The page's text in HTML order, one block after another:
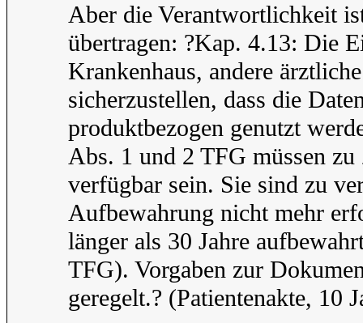
Aber die Verantwortlichkeit
übertragen: ?Kap. 4.13: Die
Krankenhaus, andere
sicherzustellen, dass die
produktbezogen genutzt
Abs. 1 und 2 TFG müssen
verfügbar sein. Sie sind zu
Aufbewahrung nicht mehr
länger als 30 Jahre
TFG). Vorgaben zur
geregelt.? (Patientenakte, 10